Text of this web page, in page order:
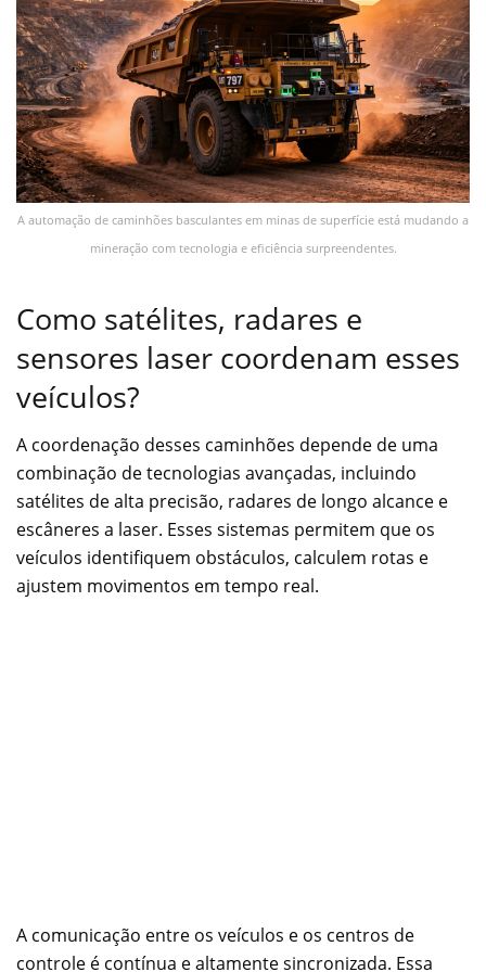
A automação de caminhões basculantes em minas de superfície está mudando a
mineração com tecnologia e eficiência surpreendentes.
Como satélites, radares e
sensores laser coordenam esses
veículos?
A coordenação desses caminhões depende de uma
combinação de tecnologias avançadas, incluindo
satélites de alta precisão, radares de longo alcance e
escâneres a laser. Esses sistemas permitem que os
veículos identifiquem obstáculos, calculem rotas e
ajustem movimentos em tempo real.
A comunicação entre os veículos e os centros de
controle é contínua e altamente sincronizada. Essa